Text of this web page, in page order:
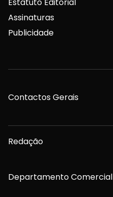
Assinaturas
Publicidade
Contactos Gerais
Redação
Departamento Comercial